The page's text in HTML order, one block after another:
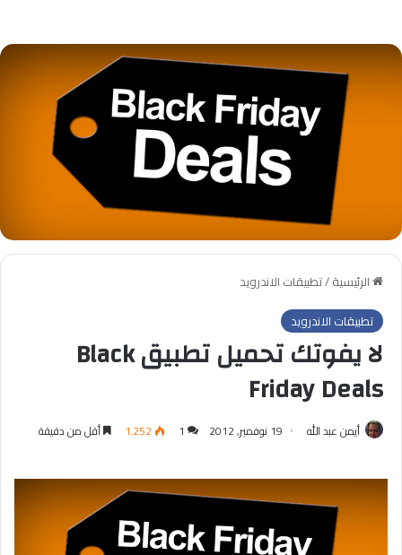
الرئيسية/تطبيقات الاندرويد
تطبيقات الاندرويد
لا يفوتك تحميل تطبيق Black
Friday Deals
أيمن عبد الله 19 نوفمبر, 2012 1 1٬252 أقل من دقيقة